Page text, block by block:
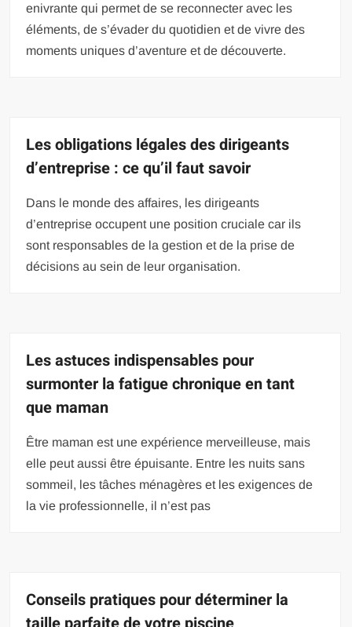
enivrante qui permet de se reconnecter avec les
éléments, de s’évader du quotidien et de vivre des
moments uniques d’aventure et de découverte.
Les obligations légales des dirigeants
d’entreprise : ce qu’il faut savoir
Dans le monde des affaires, les dirigeants
d’entreprise occupent une position cruciale car ils
sont responsables de la gestion et de la prise de
décisions au sein de leur organisation.
Les astuces indispensables pour
surmonter la fatigue chronique en tant
que maman
Être maman est une expérience merveilleuse, mais
elle peut aussi être épuisante. Entre les nuits sans
sommeil, les tâches ménagères et les exigences de
la vie professionnelle, il n’est pas
Conseils pratiques pour déterminer la